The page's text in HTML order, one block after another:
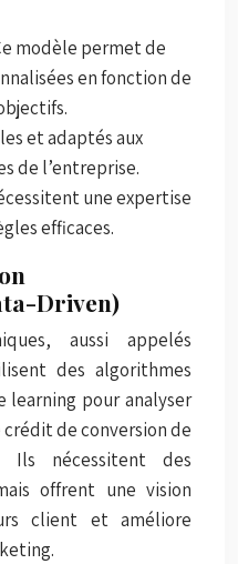
modèle permet de
en fonction de
et adaptés aux
de l’entreprise.
une expertise
efficaces.
Driven)
aussi appelés
des algorithmes
pour analyser
de conversion de
Ils nécessitent des
offrent une vision
client et améliore